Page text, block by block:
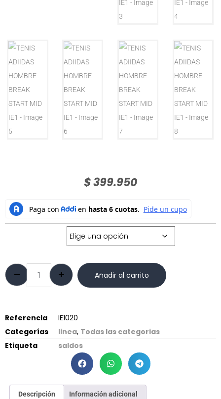
$399.950
Añadir al carrito
Referencia
IE1020
Categorías
linea, Todas las categorias
Etiqueta
saldos
Descripción Información adicional